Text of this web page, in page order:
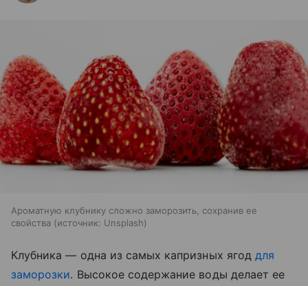
Ароматную клубнику сложно заморозить, сохранив ее
свойства
источник: Unsplash
Клубника — одна из самых капризных ягод для
заморозки. Высокое содержание воды делает ее